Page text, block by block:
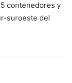
contenedores y
suroeste del